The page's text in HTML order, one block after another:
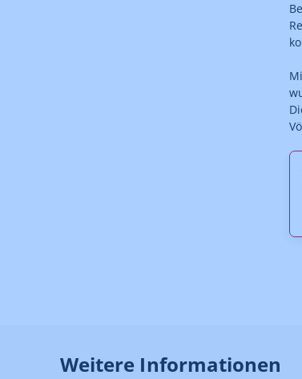
Weitere Informationen